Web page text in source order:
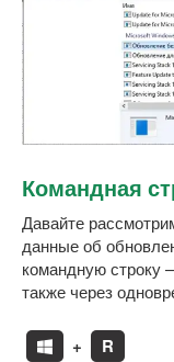
Командная
Давайте
данные об
командную строку
также через
+ R